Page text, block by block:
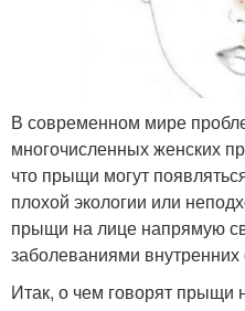
В современном мире
многочисленных женских
что прыщи могут
плохой экологии или
прыщи на лице напрямую
заболеваниями внутренних
Итак, о чем говорят прыщи